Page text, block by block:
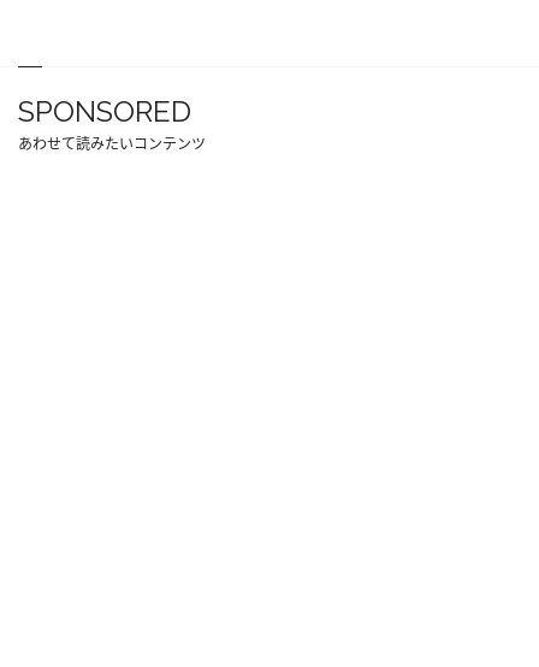
SPONSORED
あわせて読みたいコンテンツ